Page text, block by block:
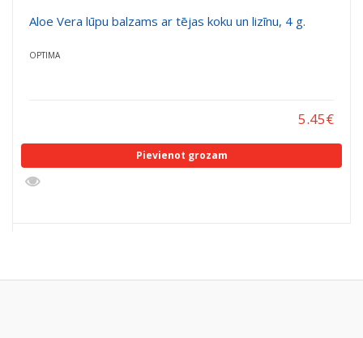
Aloe Vera lūpu balzams ar tējas koku un lizīnu, 4 g.
OPTIMA
5.45€
Pievienot grozam